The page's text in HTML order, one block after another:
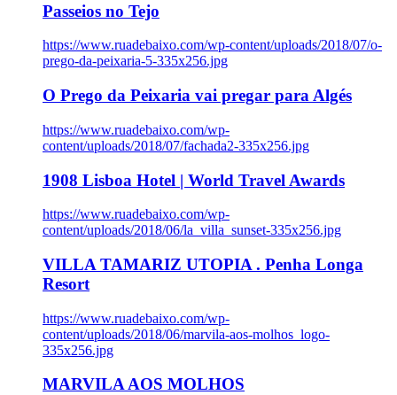
Passeios no Tejo
https://www.ruadebaixo.com/wp-content/uploads/2018/07/o-
prego-da-peixaria-5-335x256.jpg
O Prego da Peixaria vai pregar para Algés
https://www.ruadebaixo.com/wp-
content/uploads/2018/07/fachada2-335x256.jpg
1908 Lisboa Hotel | World Travel Awards
https://www.ruadebaixo.com/wp-
content/uploads/2018/06/la_villa_sunset-335x256.jpg
VILLA TAMARIZ UTOPIA . Penha Longa
Resort
https://www.ruadebaixo.com/wp-
content/uploads/2018/06/marvila-aos-molhos_logo-
335x256.jpg
MARVILA AOS MOLHOS